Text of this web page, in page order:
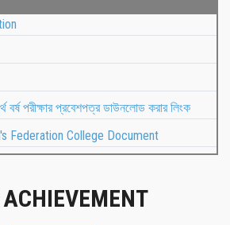
বর্ষ পরীক্ষার প্রবেশপত্র ডাউনলোড করার লিংক
Federation College Document
ACHIEVEMENT